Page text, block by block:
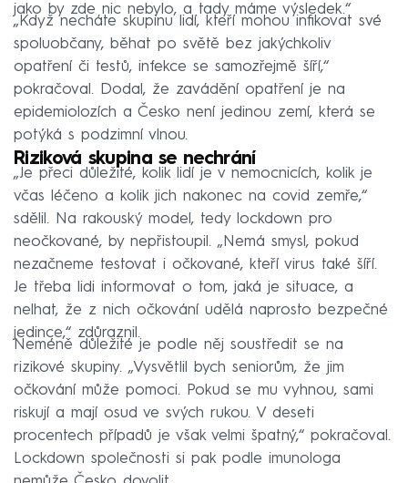
jako by zde nic nebylo, a tady máme výsledek.“
„Když necháte skupinu lidí, kteří mohou infikovat své
spoluobčany, běhat po světě bez jakýchkoliv
opatření či testů, infekce se samozřejmě šíří,“
pokračoval. Dodal, že zavádění opatření je na
epidemiolozích a Česko není jedinou zemí, která se
potýká s podzimní vlnou.
Riziková skupina se nechrání
„Je přeci důležité, kolik lidí je v nemocnicích, kolik je
včas léčeno a kolik jich nakonec na covid zemře,“
sdělil. Na rakouský model, tedy lockdown pro
neočkované, by nepřistoupil. „Nemá smysl, pokud
nezačneme testovat i očkované, kteří virus také šíří.
Je třeba lidi informovat o tom, jaká je situace, a
nelhat, že z nich očkování udělá naprosto bezpečné
jedince,“ zdůraznil.
Neméně důležité je podle něj soustředit se na
rizikové skupiny. „Vysvětlil bych seniorům, že jim
očkování může pomoci. Pokud se mu vyhnou, sami
riskují a mají osud ve svých rukou. V deseti
procentech případů je však velmi špatný,“ pokračoval.
Lockdown společnosti si pak podle imunologa